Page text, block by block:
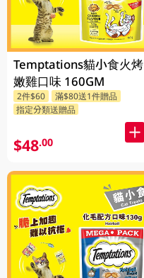
Temptations貓小食火烤
嫩雞口味 160GM
2件$60
滿$80送1件贈品
指定分類送贈品
$48.00